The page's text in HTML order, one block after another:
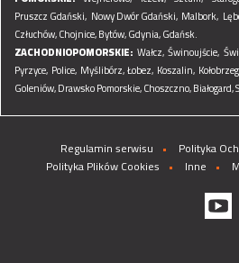
Pruszcz Gdański, Nowy Dwór Gdański, Malbork,
Człuchów,Chojnice,Bytów,Gdynia,Gdańsk.
ZACHODNIOPOMORSKIE: Wałcz, Świnoujście,
Pyrzyce, Police, Myślibórz,Łobez, Koszalin,
Goleniów,Drawsko Pomorskie,Choszczno,Białogard,
Regulamin serwisu
Polityka
Polityka Plików Cookies
Inne